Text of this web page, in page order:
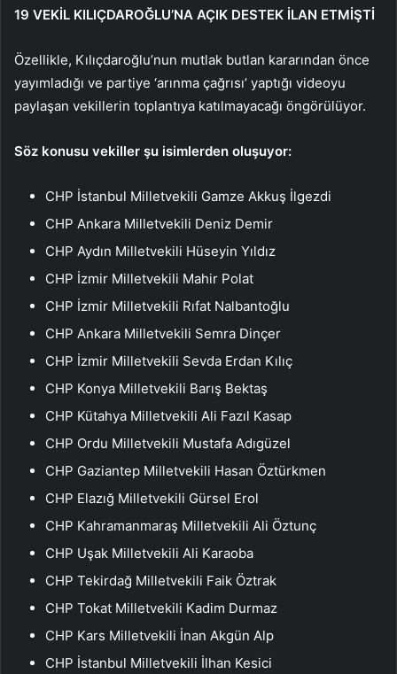
19 VEKİL KILIÇDAROĞLU’NA AÇIK DESTEK İLAN ETMİŞTİ
Özellikle, Kılıçdaroğlu’nun mutlak butlan kararından önce
yayımladığı ve partiye ‘arınma çağrısı’ yaptığı videoyu
paylaşan vekillerin toplantıya katılmayacağı öngörülüyor.
Söz konusu vekiller şu isimlerden oluşuyor:
CHP İstanbul Milletvekili Gamze Akkuş İlgezdi
CHP Ankara Milletvekili Deniz Demir
CHP Aydın Milletvekili Hüseyin Yıldız
CHP İzmir Milletvekili Mahir Polat
CHP İzmir Milletvekili Rıfat Nalbantoğlu
CHP Ankara Milletvekili Semra Dinçer
CHP İzmir Milletvekili Sevda Erdan Kılıç
CHP Konya Milletvekili Barış Bektaş
CHP Kütahya Milletvekili Ali Fazıl Kasap
CHP Ordu Milletvekili Mustafa Adıgüzel
CHP Gaziantep Milletvekili Hasan Öztürkmen
CHP Elazığ Milletvekili Gürsel Erol
CHP Kahramanmaraş Milletvekili Ali Öztunç
CHP Uşak Milletvekili Ali Karaoba
CHP Tekirdağ Milletvekili Faik Öztrak
CHP Tokat Milletvekili Kadim Durmaz
CHP Kars Milletvekili İnan Akgün Alp
CHP İstanbul Milletvekili İlhan Kesici